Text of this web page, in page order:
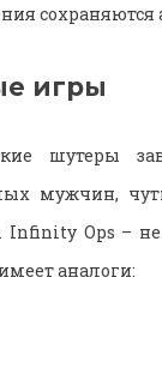
сохраняются
игры
шутеры
мужчин,
Infinity Ops –
аналоги: